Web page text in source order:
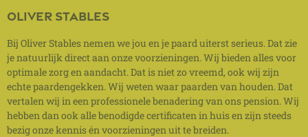
Oliver stables
Bij Oliver Stables nemen we jou en je paard uiterst serieus. Dat zie
je natuurlijk direct aan onze voorzieningen. Wij bieden alles voor
optimale zorg en aandacht. Dat is niet zo vreemd, ook wij zijn
echte paardengekken. Wij weten waar paarden van houden. Dat
vertalen wij in een professionele benadering van ons pension. Wij
hebben dan ook alle benodigde certificaten in huis en zijn steeds
bezig onze kennis én voorzieningen uit te breiden.